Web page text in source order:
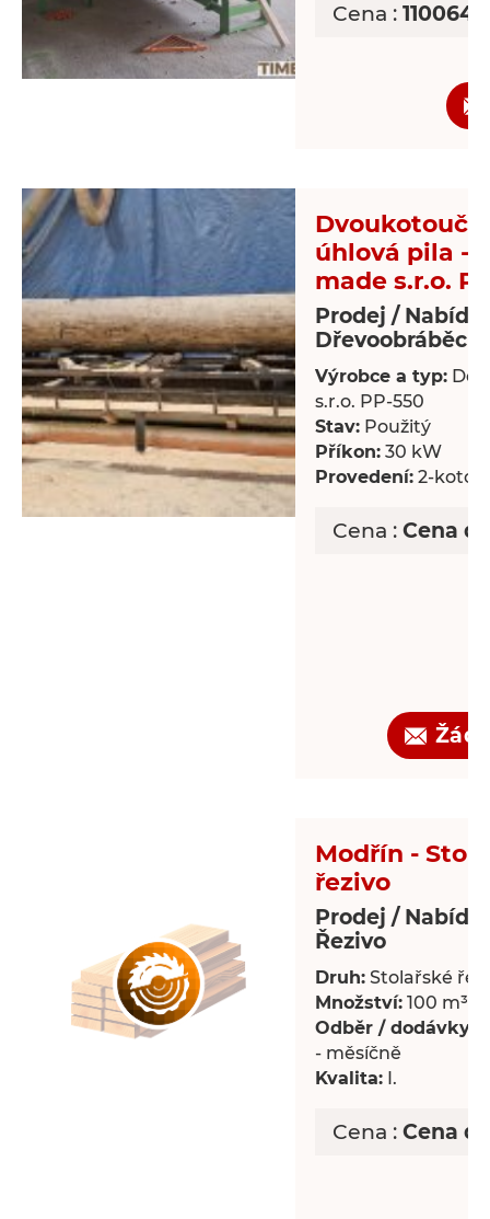
Cena :
úhlová pila -
made s.r.o.
Prodej /
Dřevoobráběcí
Výrobce a typ:
s.r.o. PP-550
Stav: Použitý
Příkon: 30 kW
Provedení: 2-
Cena : Cena
Modřín -
řezivo
Prodej /
Řezivo
Druh: Stolařské
Množství: 100 m³
Odběr / dodávky:
- měsíčně
Kvalita: I.
Cena : Cena